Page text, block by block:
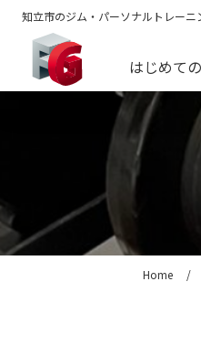
知立市のジム・パーソナルトレーニ
はじめて
Home /